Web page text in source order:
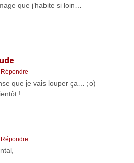
que j’habite si loin…
Répondre
que je vais louper ça… ;o)
!
Répondre